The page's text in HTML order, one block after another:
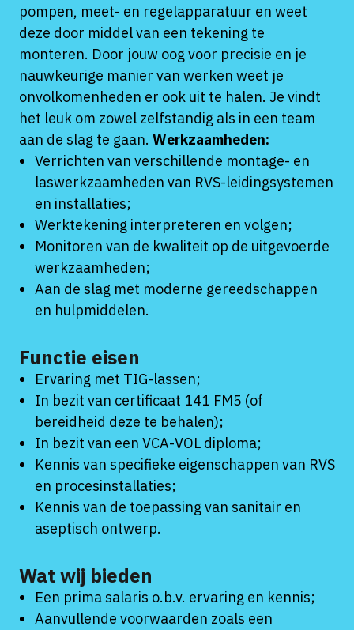
pompen, meet- en regelapparatuur en weet
deze door middel van een tekening te
monteren. Door jouw oog voor precisie en je
nauwkeurige manier van werken weet je
onvolkomenheden er ook uit te halen. Je vindt
het leuk om zowel zelfstandig als in een team
aan de slag te gaan. Werkzaamheden:
Verrichten van verschillende montage- en
laswerkzaamheden van RVS-leidingsystemen
en installaties;
Werktekening interpreteren en volgen;
Monitoren van de kwaliteit op de uitgevoerde
werkzaamheden;
Aan de slag met moderne gereedschappen
en hulpmiddelen.
Functie eisen
Ervaring met TIG-lassen;
In bezit van certificaat 141 FM5 (of
bereidheid deze te behalen);
In bezit van een VCA-VOL diploma;
Kennis van specifieke eigenschappen van RVS
en procesinstallaties;
Kennis van de toepassing van sanitair en
aseptisch ontwerp.
Wat wij bieden
Een prima salaris o.b.v. ervaring en kennis;
Aanvullende voorwaarden zoals een